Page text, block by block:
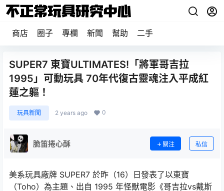
商店 圈子 專欄 新聞 幫助 二手
SUPER7 東寶ULTIMATES!「將軍哥吉拉
1995」可動玩具 70年代復古靈魂注入平成紅
蓮之軀！
玩具新聞 2 years ago 0
脆笛捲心酥 關注 私信
美系玩具廠牌 SUPER7 於昨（16）日發表了以東寶
（Toho）為主題、出自 1995 年怪獸電影《哥吉拉vs戴斯